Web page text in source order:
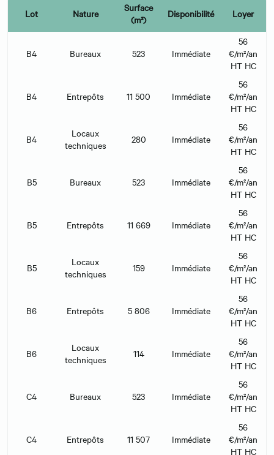
Lot Nature
Surface
(m²)
Disponibilité Loyer
B4 Bureaux 523 Immédiate
56
€/m²/an
HT HC
B4 Entrepôts 11 500 Immédiate
56
€/m²/an
HT HC
B4
Locaux
techniques
280 Immédiate
56
€/m²/an
HT HC
B5 Bureaux 523 Immédiate
56
€/m²/an
HT HC
B5 Entrepôts 11 669 Immédiate
56
€/m²/an
HT HC
B5
Locaux
techniques
159 Immédiate
56
€/m²/an
HT HC
B6 Entrepôts 5 806 Immédiate
56
€/m²/an
HT HC
B6
Locaux
techniques
114 Immédiate
56
€/m²/an
HT HC
C4 Bureaux 523 Immédiate
56
€/m²/an
HT HC
C4 Entrepôts 11 507 Immédiate
56
€/m²/an
HT HC